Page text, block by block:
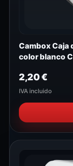
Cambox Caja
color blanco
2,20€
IVA incluido